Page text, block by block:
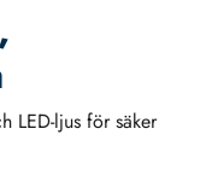
LED-ljus för säker